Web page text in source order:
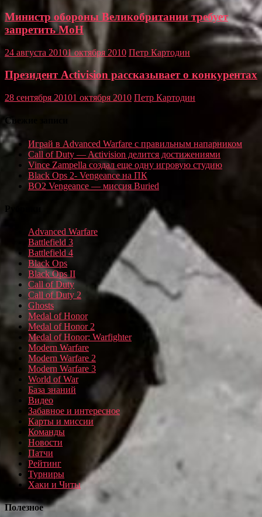
Министр обороны Великобритании требует
запретить MoH
24 августа 20101 октября 2010 Петр Картодин
Президент Activision рассказывает о конкурентах
28 сентября 20101 октября 2010 Петр Картодин
Свежие записи
Играй в Advanced Warfare с правильным напарником
Call of Duty — Activision делится достижениями
Vince Zampella создал еще одну игровую студию
Black Ops 2- Vengeance на ПК
BO2 Vengeance — миссия Buried
Advanced Warfare
Battlefield 3
Battlefield 4
Black Ops
Black Ops II
Call of Duty
Call of Duty 2
Ghosts
Medal of Honor
Medal of Honor 2
Medal of Honor: Warfighter
Modern Warfare
Modern Warfare 2
Modern Warfare 3
World of War
База знаний
Видео
Забавное и интересное
Карты и миссии
Команды
Новости
Патчи
Рейтинг
Турниры
Хаки и Читы
Полезное